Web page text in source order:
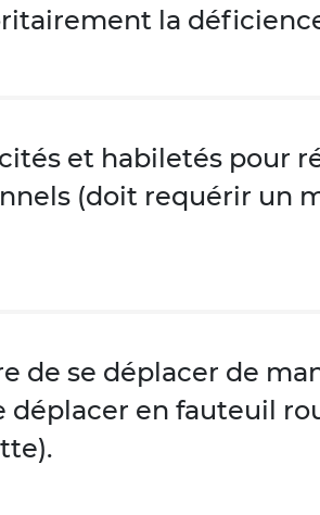
la
et habiletés pour
(doit requérir un
de se déplacer de
déplacer en fauteuil